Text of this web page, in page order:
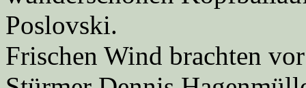
Poslovski.
Frischen Wind brachten